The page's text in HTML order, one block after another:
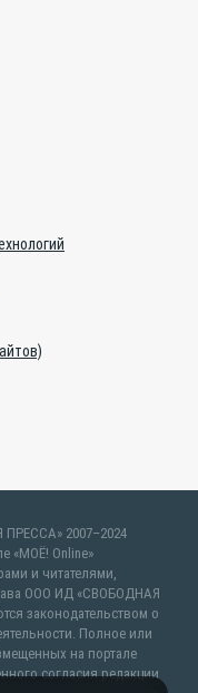
2007–2024
«МОЁ! Online»
и читателями,
ООО ИД «СВОБОДНАЯ
законодательством о
Полное или
на портале
согласия редакции